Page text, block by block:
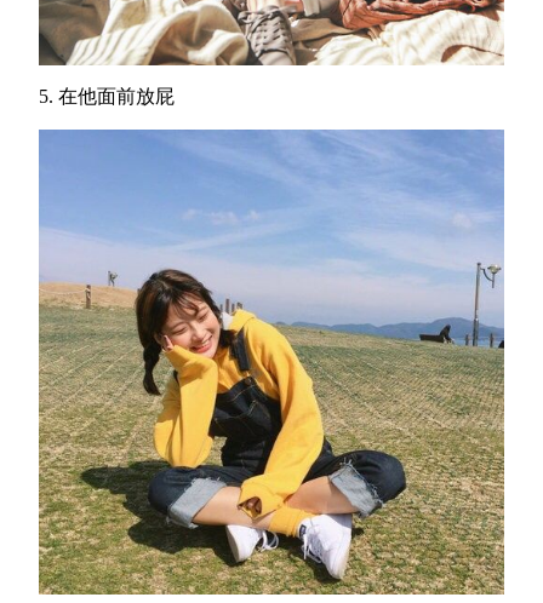
5. 在他面前放屁